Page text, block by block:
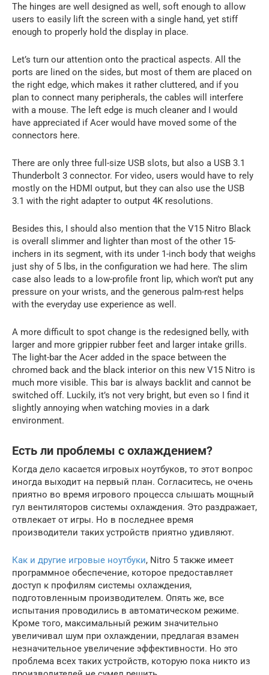
The hinges are well designed as well, soft enough to allow
users to easily lift the screen with a single hand, yet stiff
enough to properly hold the display in place.
Let’s turn our attention onto the practical aspects. All the
ports are lined on the sides, but most of them are placed on
the right edge, which makes it rather cluttered, and if you
plan to connect many peripherals, the cables will interfere
with a mouse. The left edge is much cleaner and I would
have appreciated if Acer would have moved some of the
connectors here.
There are only three full-size USB slots, but also a USB 3.1
Thunderbolt 3 connector. For video, users would have to rely
mostly on the HDMI output, but they can also use the USB
3.1 with the right adapter to output 4K resolutions.
Besides this, I should also mention that the V15 Nitro Black
is overall slimmer and lighter than most of the other 15-
inchers in its segment, with its under 1-inch body that weighs
just shy of 5 lbs, in the configuration we had here. The slim
case also leads to a low-profile front lip, which won’t put any
pressure on your wrists, and the generous palm-rest helps
with the everyday use experience as well.
A more difficult to spot change is the redesigned belly, with
larger and more grippier rubber feet and larger intake grills.
The light-bar the Acer added in the space between the
chromed back and the black interior on this new V15 Nitro is
much more visible. This bar is always backlit and cannot be
switched off. Luckily, it’s not very bright, but even so I find it
slightly annoying when watching movies in a dark
environment.
Есть ли проблемы с охлаждением?
Когда дело касается игровых ноутбуков, то этот вопрос
иногда выходит на первый план. Согласитесь, не очень
приятно во время игрового процесса слышать мощный
гул вентиляторов системы охлаждения. Это раздражает,
отвлекает от игры. Но в последнее время
производители таких устройств приятно удивляют.
Как и другие игровые ноутбуки, Nitro 5 также имеет
программное обеспечение, которое предоставляет
доступ к профилям системы охлаждения,
подготовленным производителем. Опять же, все
испытания проводились в автоматическом режиме.
Кроме того, максимальный режим значительно
увеличивал шум при охлаждении, предлагая взамен
незначительное увеличение эффективности. Но это
проблема всех таких устройств, которую пока никто из